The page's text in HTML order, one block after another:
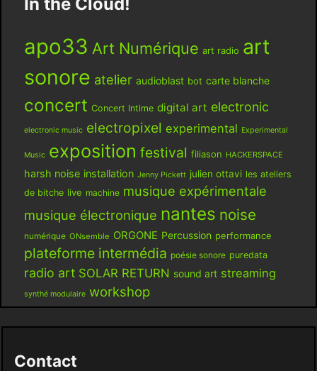
apo33 Art Numérique art radio art
sonore atelier audioblast bot carte blanche
concert Concert Intime digital art electronic
electronic music electropixel experimental Experimental
Music exposition festival filiason HACKERSPACE
harsh noise installation Jenny Pickett julien ottavi les ateliers
de bitche live machine musique expérimentale
musique électronique nantes noise
numérique ONsemble ORGONE Percussion performance
plateforme intermédia poésie sonore puredata
radio art SOLAR RETURN sound art streaming
synthé modulaire workshop
Contact